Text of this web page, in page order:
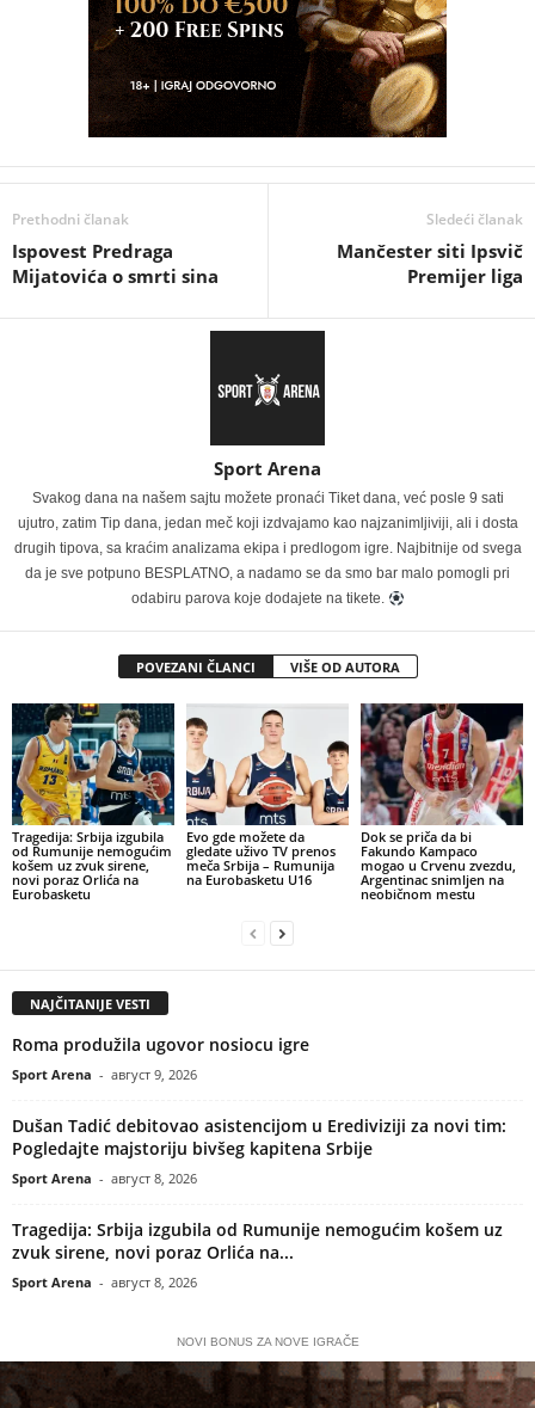
Prethodni članak
Ispovest Predraga
Mijatovića o smrti sina
Sledeći članak
Mančester siti Ipsvič
Premijer liga
Sport Arena
Svakog dana na našem sajtu možete pronaći Tiket dana, već posle 9 sati
ujutro, zatim Tip dana, jedan meč koji izdvajamo kao najzanimljiviji, ali i dosta
drugih tipova, sa kraćim analizama ekipa i predlogom igre. Najbitnije od svega
da je sve potpuno BESPLATNO, a nadamo se da smo bar malo pomogli pri
odabiru parova koje dodajete na tikete.
POVEZANI ČLANCI VIŠE OD AUTORA
Tragedija: Srbija izgubila
od Rumunije nemogućim
košem uz zvuk sirene,
novi poraz Orlića na
Eurobasketu
Evo gde možete da
gledate uživo TV prenos
meča Srbija – Rumunija
na Eurobasketu U16
Dok se priča da bi
Fakundo Kampaco
mogao u Crvenu zvezdu,
Argentinac snimljen na
neobičnom mestu
NAJČITANIJE VESTI
Roma produžila ugovor nosiocu igre
Sport Arena - август 9, 2026
Dušan Tadić debitovao asistencijom u Erediviziji za novi tim:
Pogledajte majstoriju bivšeg kapitena Srbije
Sport Arena - август 8, 2026
Tragedija: Srbija izgubila od Rumunije nemogućim košem uz
zvuk sirene, novi poraz Orlića na...
Sport Arena - август 8, 2026
NOVI BONUS ZA NOVE IGRAČE